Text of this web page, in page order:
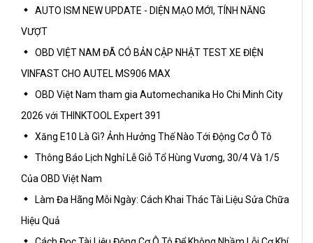
AUTO ISM NEW UPDATE - DIỆN MẠO MỚI, TÍNH NĂNG
VƯỢT
OBD VIỆT NAM ĐÃ CÓ BẢN CẬP NHẬT TEST XE ĐIỆN
VINFAST CHO AUTEL MS906 MAX
OBD Việt Nam tham gia Automechanika Ho Chi Minh City
2026 với THINKTOOL Expert 391
Xăng E10 Là Gì? Ảnh Hưởng Thế Nào Tới Động Cơ Ô Tô
Thông Báo Lịch Nghỉ Lễ Giỗ Tổ Hùng Vương, 30/4 Và 1/5
Của OBD Việt Nam
Làm Đa Hãng Mỗi Ngày: Cách Khai Thác Tài Liệu Sửa Chữa
Hiệu Quả